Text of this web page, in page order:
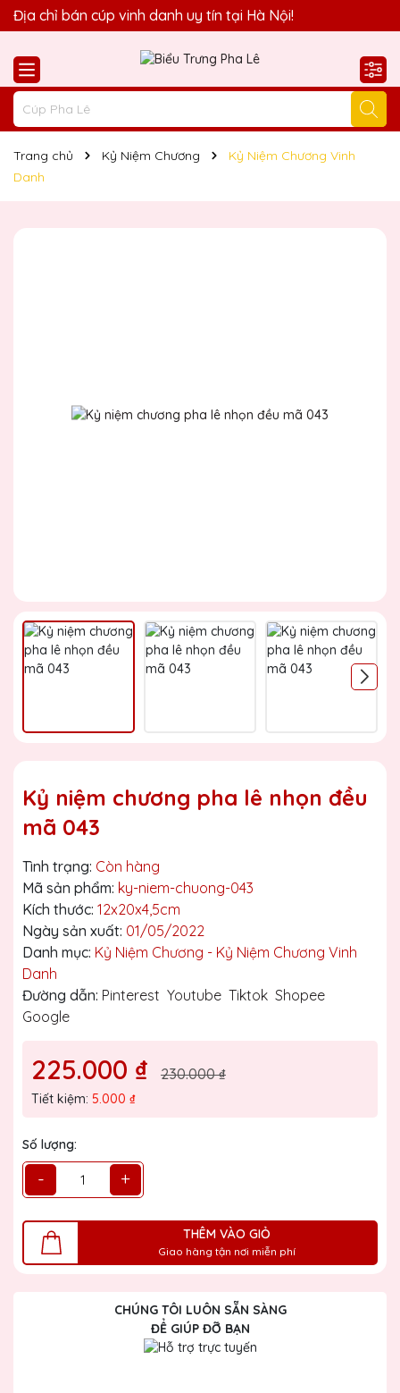
Quà Tặng Biểu Trưng Pha Lê QTG xin chào Quý Khách!
Địa chỉ bán cúp vinh danh uy tín tại Hà Nội!
Trang chủ Kỷ Niệm Chương
Kỷ Niệm Chương Vinh
Danh
Kỷ niệm chương pha lê nhọn đều
mã 043
Tình trạng: Còn hàng
Mã sản phẩm: ky-niem-chuong-043
Kích thước: 12x20x4,5cm
Ngày sản xuất: 01/05/2022
Danh mục: Kỷ Niệm Chương - Kỷ Niệm Chương Vinh
Danh
Đường dẫn: Pinterest Youtube Tiktok Shopee
Google
225.000 ₫ 230.000 ₫
Tiết kiệm: 5.000 ₫
Số lượng:
- +
THÊM VÀO GIỎ
Giao hàng tận nơi miễn phí
CHÚNG TÔI LUÔN SẴN SÀNG
ĐỂ GIÚP ĐỠ BẠN